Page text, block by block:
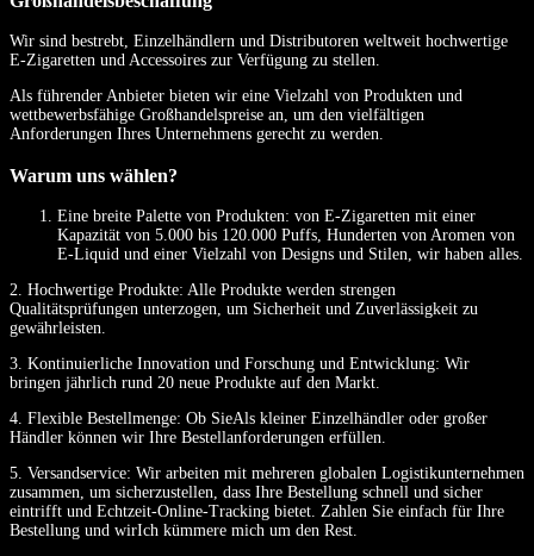
Wir sind bestrebt, Einzelhändlern und Distributoren weltweit hochwertige
E-Zigaretten und Accessoires zur Verfügung zu stellen.
Als führender Anbieter bieten wir eine Vielzahl von Produkten und
wettbewerbsfähige Großhandelspreise an, um den vielfältigen
Anforderungen Ihres Unternehmens gerecht zu werden.
Warum uns wählen?
Eine breite Palette von Produkten: von E-Zigaretten mit einer
Kapazität von 5.000 bis 120.000 Puffs, Hunderten von Aromen von
E-Liquid und einer Vielzahl von Designs und Stilen, wir haben alles.
2. Hochwertige Produkte: Alle Produkte werden strengen
Qualitätsprüfungen unterzogen, um Sicherheit und Zuverlässigkeit zu
gewährleisten.
3. Kontinuierliche Innovation und Forschung und Entwicklung: Wir
bringen jährlich rund 20 neue Produkte auf den Markt.
4. Flexible Bestellmenge: Ob SieAls kleiner Einzelhändler oder großer
Händler können wir Ihre Bestellanforderungen erfüllen.
5. Versandservice: Wir arbeiten mit mehreren globalen Logistikunternehmen
zusammen, um sicherzustellen, dass Ihre Bestellung schnell und sicher
eintrifft und Echtzeit-Online-Tracking bietet. Zahlen Sie einfach für Ihre
Bestellung und wirIch kümmere mich um den Rest.